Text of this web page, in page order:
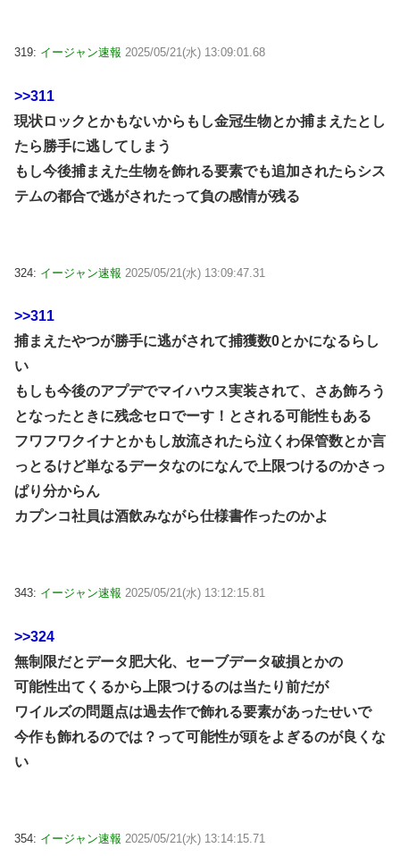
319: イージャン速報 2025/05/21(水) 13:09:01.68
>>311
現状ロックとかもないからもし金冠生物とか捕まえたとし
たら勝手に逃してしまう
もし今後捕まえた生物を飾れる要素でも追加されたらシス
テムの都合で逃がされたって負の感情が残る
324: イージャン速報 2025/05/21(水) 13:09:47.31
>>311
捕まえたやつが勝手に逃がされて捕獲数0とかになるらし
い
もしも今後のアプデでマイハウス実装されて、さあ飾ろう
となったときに残念セロでーす！とされる可能性もある
フワフワクイナとかもし放流されたら泣くわ保管数とか言
っとるけど単なるデータなのになんで上限つけるのかさっ
ぱり分からん
カプンコ社員は酒飲みながら仕様書作ったのかよ
343: イージャン速報 2025/05/21(水) 13:12:15.81
>>324
無制限だとデータ肥大化、セーブデータ破損とかの
可能性出てくるから上限つけるのは当たり前だが
ワイルズの問題点は過去作で飾れる要素があったせいで
今作も飾れるのでは？って可能性が頭をよぎるのが良くな
い
354: イージャン速報 2025/05/21(水) 13:14:15.71